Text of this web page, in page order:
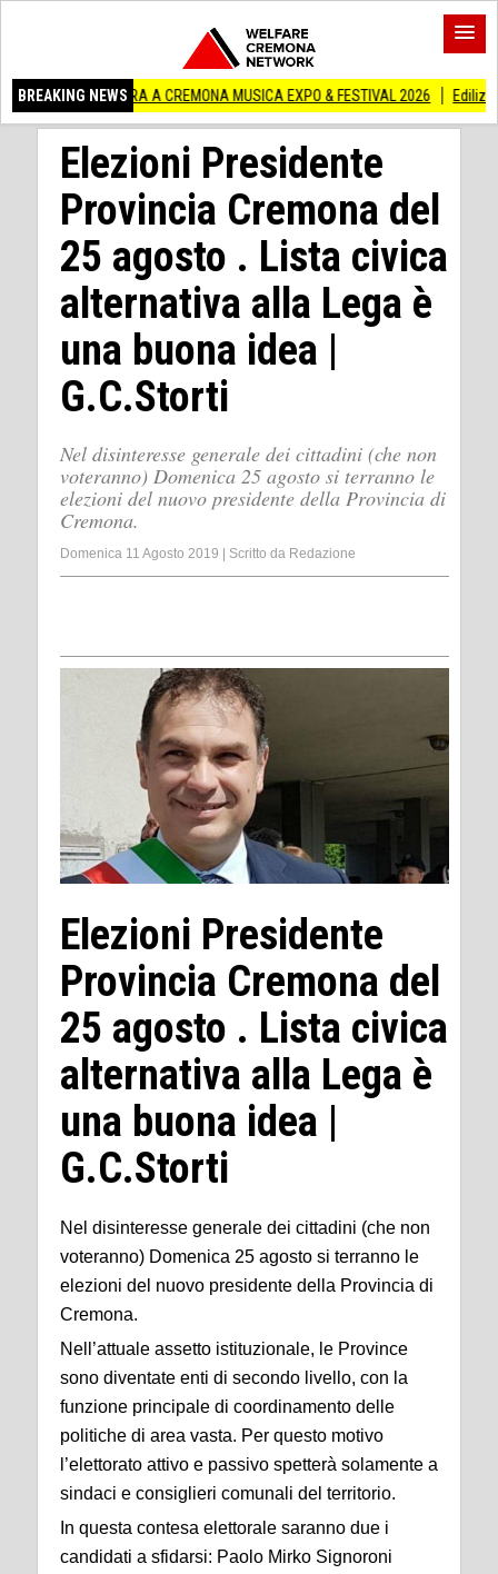
BREAKING NEWS
A CREMONA MUSICA EXPO & FESTIVAL 2026 Edilizia lombarda,
Elezioni Presidente
Provincia Cremona del
25 agosto . Lista civica
alternativa alla Lega è
una buona idea |
G.C.Storti
Nel disinteresse generale dei cittadini (che non
voteranno) Domenica 25 agosto si terranno le
elezioni del nuovo presidente della Provincia di
Cremona.
Domenica 11 Agosto 2019 Scritto da Redazione
Elezioni Presidente
Provincia Cremona del
25 agosto . Lista civica
alternativa alla Lega è
una buona idea |
G.C.Storti
Nel disinteresse generale dei cittadini (che non
voteranno) Domenica 25 agosto si terranno le
elezioni del nuovo presidente della Provincia di
Cremona.
Nell’attuale assetto istituzionale, le Province
sono diventate enti di secondo livello, con la
funzione principale di coordinamento delle
politiche di area vasta. Per questo motivo
l’elettorato attivo e passivo spetterà solamente a
sindaci e consiglieri comunali del territorio.
In questa contesa elettorale saranno due i
candidati a sfidarsi: Paolo Mirko Signoroni